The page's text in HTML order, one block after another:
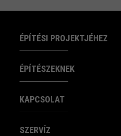
ÉPÍTÉSI PROJEKTJÉHEZ
ÉPÍTÉSZEKNEK
KAPCSOLAT
SZERVÍZ